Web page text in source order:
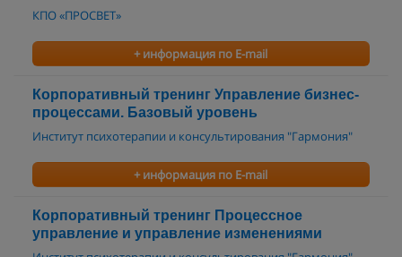
КПО «ПРОСВЕТ»
+ информация по E-mail
Корпоративный тренинг Управление бизнес-
процессами. Базовый уровень
Институт психотерапии и консультирования "Гармония"
+ информация по E-mail
Корпоративный тренинг Процессное
управление и управление изменениями